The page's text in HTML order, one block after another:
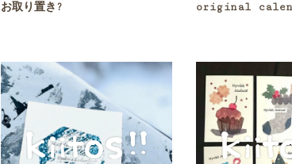
お取り置き? original